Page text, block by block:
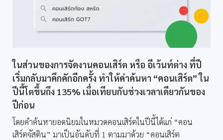
ในส่วนของการจัดงานคอนเสิร์ต หรือ อีเว้นท์ต่าง ที่ปี
เริ่มกลับมาคึกคักอีกครั้ง ทำให้คำค้นหา “คอนเสิร์ต” ใน
ปีนี้โตขึ้นถึง 135% เมื่อเทียบกับช่วงเวลาเดียวกันของ
ปีก่อน
โดยคำค้นหายอดนิยมในหมวดคอนเสิร์ตในปีนี้ได้แก่ “คอน
เสิร์ตจัสติน” มาเป็นอันดับที่ 1 ตามมาด้วย “คอนเสิร์ต